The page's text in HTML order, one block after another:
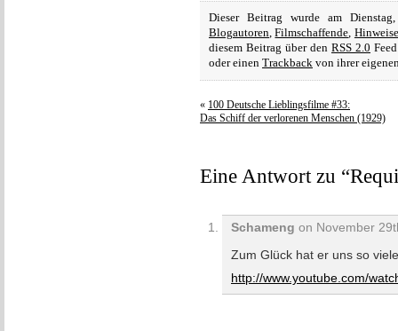
Dieser Beitrag wurde am
Blogautoren,Filmschaffende, Hinweise
diesem Beitrag über den RSS 2.0
oder einen Trackback von ihrer
« 100 Deutsche Lieblingsfilme #33:
Das Schiff der verlorenen Menschen (1929)
Eine Antwort zu
Schameng on November
Zum Glück hat er uns so
http://www.youtube.com/